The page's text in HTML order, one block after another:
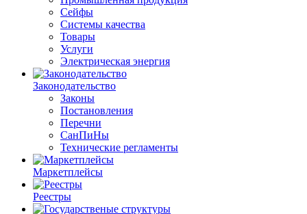
Сейфы
Системы качества
Товары
Услуги
Электрическая энергия
Законодательство
Законы
Постановления
Перечни
СанПиНы
Технические регламенты
Маркетплейсы
Реестры